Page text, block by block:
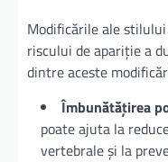
Modificările ale
riscului de apariție a
dintre aceste
Îmbunătățirea
poate ajuta la
vertebrale și la